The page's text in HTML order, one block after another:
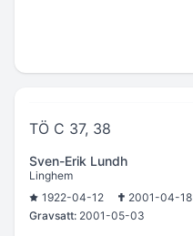
TÖ C 37, 38
Sven-Erik Lundh
Linghem
1922-04-12
2001-04-18
Gravsatt: 2001-05-03